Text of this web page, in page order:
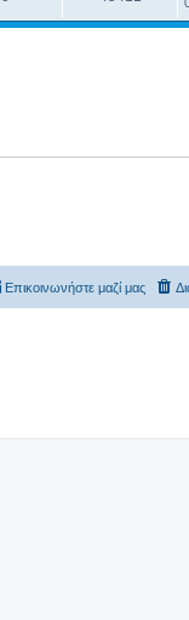
Επικοινωνήστε μαζί μας